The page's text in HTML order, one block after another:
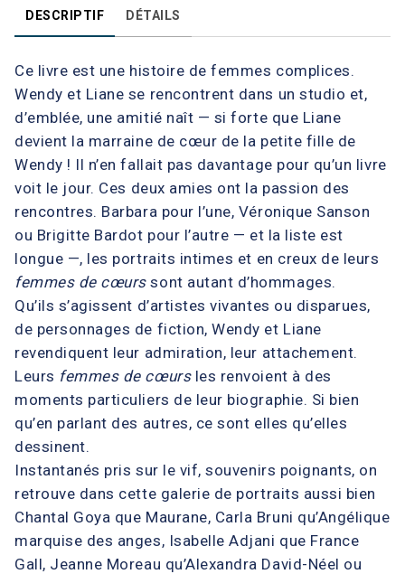
DESCRIPTIF DÉTAILS
Ce livre est une histoire de femmes complices.
Wendy et Liane se rencontrent dans un studio et,
d’emblée, une amitié naît — si forte que Liane
devient la marraine de cœur de la petite fille de
Wendy ! Il n’en fallait pas davantage pour qu’un livre
voit le jour. Ces deux amies ont la passion des
rencontres. Barbara pour l’une, Véronique Sanson
ou Brigitte Bardot pour l’autre — et la liste est
longue —, les portraits intimes et en creux de leurs
femmes de cœurssont autant d’hommages.
Qu’ils s’agissent d’artistes vivantes ou disparues,
de personnages de fiction, Wendy et Liane
revendiquent leur admiration, leur attachement.
Leurs femmes de cœurs les renvoient à des
moments particuliers de leur biographie. Si bien
qu’en parlant des autres, ce sont elles qu’elles
dessinent.
Instantanés pris sur le vif, souvenirs poignants, on
retrouve dans cette galerie de portraits aussi bien
Chantal Goya que Maurane, Carla Bruni qu’Angélique
marquise des anges, Isabelle Adjani que France
Gall, Jeanne Moreau qu’Alexandra David-Néel ou